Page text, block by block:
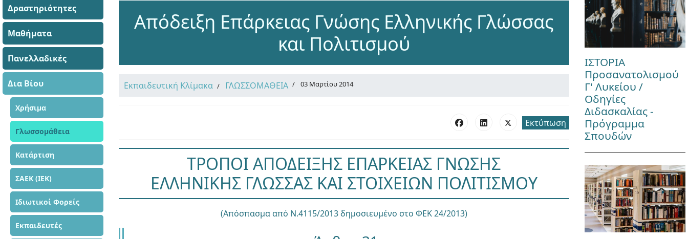
Δραστηριότητες
Μαθήματα
Πανελλαδικές
Δια Βίου
Χρήσιμα
Γλωσσομάθεια
Κατάρτιση
ΣΑΕΚ (ΙΕΚ)
Ιδιωτικοί Φορείς
Εκπαιδευτές
Απόδειξη Επάρκειας Γνώσης Ελληνικής Γλώσσας
και Πολιτισμού
Εκπαιδευτική Κλίμακα ΓΛΩΣΣΟΜΑΘΕΙΑ 03 Μαρτίου 2014
Εκτύπωση
ΤΡΟΠΟΙ ΑΠΟΔΕΙΞΗΣ ΕΠΑΡΚΕΙΑΣ ΓΝΩΣΗΣ
ΕΛΛΗΝΙΚΗΣ ΓΛΩΣΣΑΣ ΚΑΙ ΣΤΟΙΧΕΙΩΝ ΠΟΛΙΤΙΣΜΟΥ
(Απόσπασμα από Ν.4115/2013 δημοσιευμένο στο ΦΕΚ 24/2013)
ΙΣΤΟΡΙΑ
Προσανατολισμού
Γ' Λυκείου /
Οδηγίες
Διδασκαλίας -
Πρόγραμμα
Σπουδών